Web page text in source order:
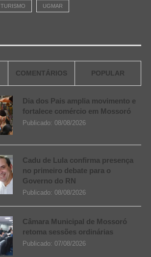
TURISMO UGMAR
COMENTÁRIOS POPULAR
Dia dos Pais amplia movimento e
fortalece comércio em Mossoró
Publicado: 08/08/2026
Cadu de Lula confirma presença
no primeiro debate para o
Governo do RN
Publicado: 08/08/2026
Câmara Municipal de Mossoró
retoma sessões ordinárias
Publicado: 07/08/2026